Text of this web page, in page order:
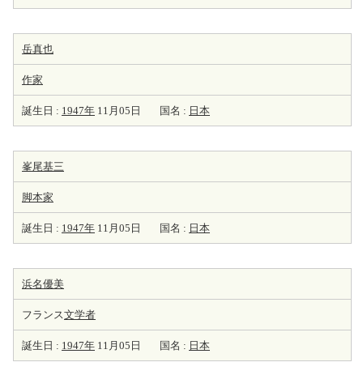
岳真也
作家
誕生日 : 1947年 11月05日 国名 : 日本
峯尾基三
脚本家
誕生日 : 1947年 11月05日 国名 : 日本
浜名優美
フランス文学者
誕生日 : 1947年 11月05日 国名 : 日本